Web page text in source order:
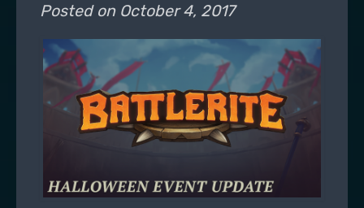
Posted on October 4, 2017